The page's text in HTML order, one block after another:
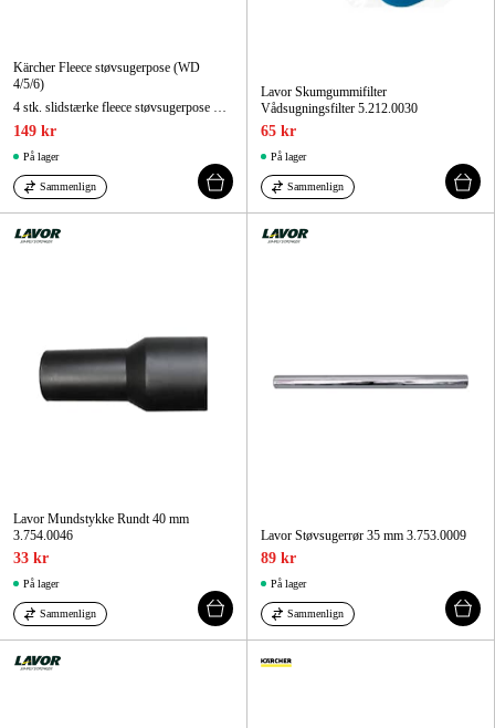
Kärcher Fleece støvsugerpose (WD
4/5/6)
4 stk. slidstærke fleece støvsugerpose med fremragende filteregenskaber.
149 kr
På lager
Sammenlign
Lavor Skumgummifilter
Vådsugningsfilter 5.212.0030
65 kr
På lager
Sammenlign
Lavor Mundstykke Rundt 40 mm
3.754.0046
33 kr
På lager
Sammenlign
Lavor Støvsugerrør 35 mm 3.753.0009
89 kr
På lager
Sammenlign